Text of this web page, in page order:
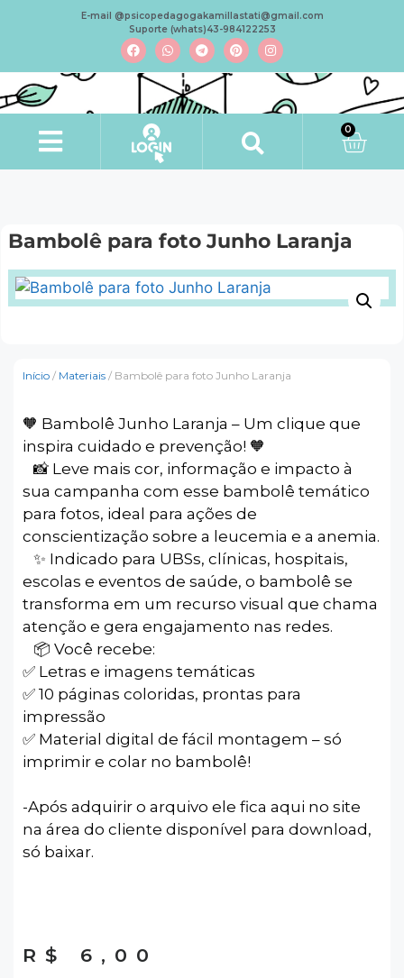
E-mail @psicopedagogakamillastati@gmail.com
Suporte (whats)43-984122253
0
Bambolê para foto Junho Laranja
Início / Materiais / Bambolê para foto Junho Laranja
🧡 Bambolê Junho Laranja – Um clique que
inspira cuidado e prevenção! 🧡
⠀📸 Leve mais cor, informação e impacto à
sua campanha com esse bambolê temático
para fotos, ideal para ações de
conscientização sobre a leucemia e a anemia.
⠀✨ Indicado para UBSs, clínicas, hospitais,
escolas e eventos de saúde, o bambolê se
transforma em um recurso visual que chama
atenção e gera engajamento nas redes.
⠀📦 Você recebe:
✅ Letras e imagens temáticas
✅ 10 páginas coloridas, prontas para
impressão
✅ Material digital de fácil montagem – só
imprimir e colar no bambolê!
-Após adquirir o arquivo ele fica aqui no site
na área do cliente disponível para download,
só baixar.
R$ 6,00